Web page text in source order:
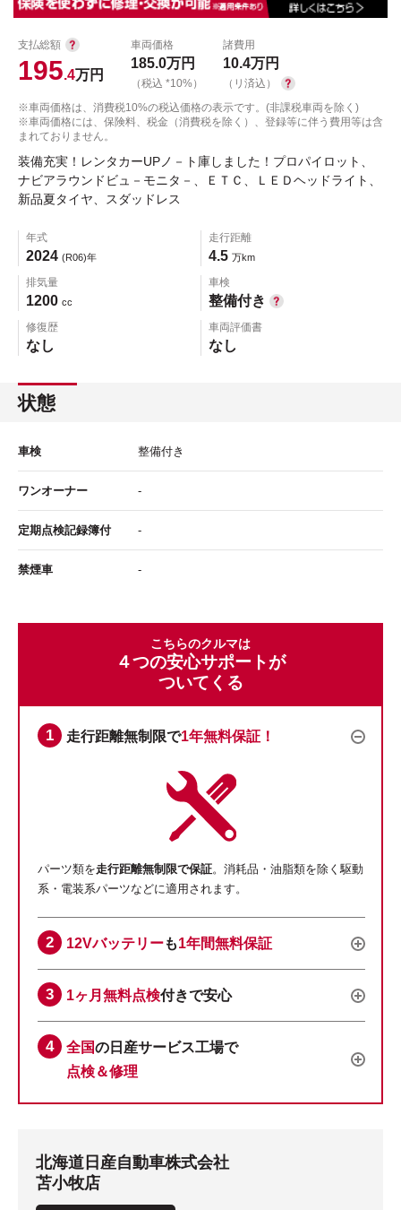
支払総額
195.4万円
車両価格
185.0万円
（税込 *10%）
諸費用
10.4万円
（リ済込）
※車両価格は、消費税10%の税込価格の表示です。(非課税車両を除く)
※車両価格には、保険料、税金（消費税を除く）、登録等に伴う費用等は含
まれておりません。
装備充実！レンタカーUPノ－ト庫しました！プロパイロット、
ナビアラウンドビュ－モニタ－、ＥＴＣ、ＬＥＤヘッドライト、
新品夏タイヤ、スダッドレス
年式
2024 (R06)年
走行距離
4.5 万km
排気量
1200 cc
車検
整備付き
修復歴
なし
車両評価書
なし
状態
車検 整備付き
ワンオーナー -
定期点検記録簿付 -
禁煙車 -
こちらのクルマは
４つの安心サポートが
ついてくる
走行距離無制限で1年無料保証！
パーツ類を走行距離無制限で保証。消耗品・油脂類を除く駆動
系・電装系パーツなどに適用されます。
12Vバッテリーも1年間無料保証
1ヶ月無料点検付きで安心
全国の日産サービス工場で
点検＆修理
北海道日産自動車株式会社
苫小牧店